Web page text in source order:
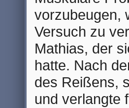
vorzubeugen,
Versuch zu
Mathias, der
hatte. Nach
des Reißens,
und verlangte